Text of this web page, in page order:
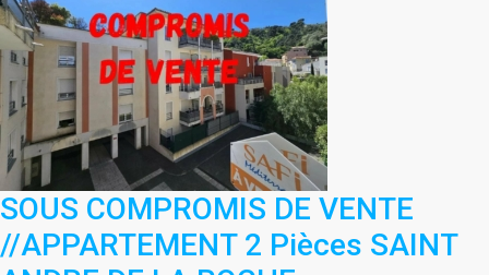
SOUS COMPROMIS DE VENTE
//APPARTEMENT 2 Pièces SAINT